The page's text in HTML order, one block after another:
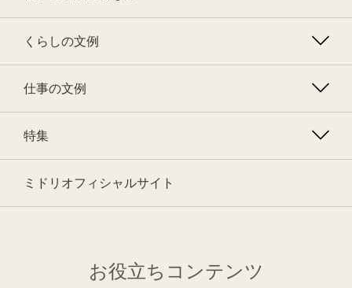
くらしの文例
仕事の文例
特集
ミドリオフィシャルサイト
お役立ちコンテンツ